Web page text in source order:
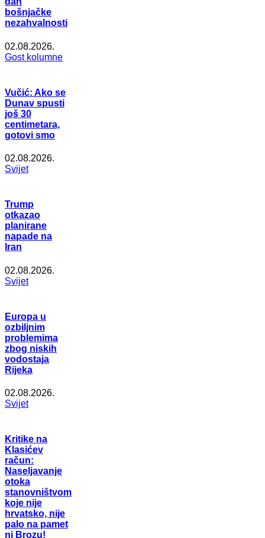
bošnjačke
nezahvalnosti
02.08.2026.
Gost kolumne
Vučić: Ako se
Dunav spusti
još 30
centimetara,
gotovi smo
02.08.2026.
Svijet
Trump
otkazao
planirane
napade na
Iran
02.08.2026.
Svijet
Europa u
ozbiljnim
problemima
zbog niskih
vodostaja
Rijeka
02.08.2026.
Svijet
Kritike na
Klasićev
račun:
Naseljavanje
otoka
stanovništvom
koje nije
hrvatsko, nije
palo na pamet
ni Brozu!